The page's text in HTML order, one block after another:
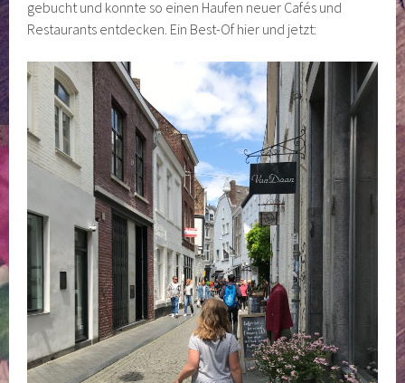
gebucht und konnte so einen Haufen neuer Cafés und
Restaurants entdecken. Ein Best-Of hier und jetzt: